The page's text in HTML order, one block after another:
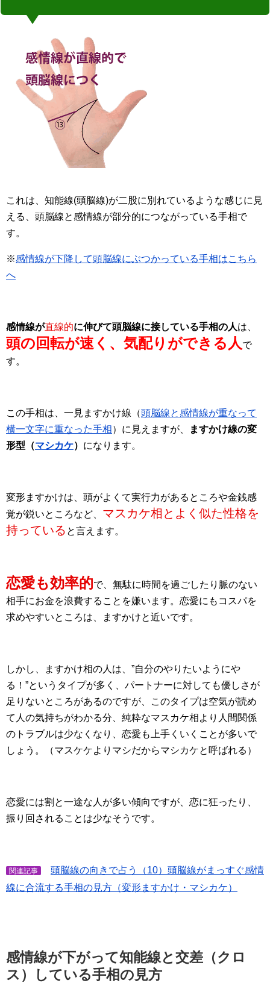
これは、知能線(頭脳線)が二股に別れているような感じに見
える、頭脳線と感情線が部分的につながっている手相で
す。
※感情線が下降して頭脳線にぶつかっている手相はこちら
へ
感情線が直線的に伸びて頭脳線に接している手相の人は、
頭の回転が速く、気配りができる人 で
す。
この手相は、一見ますかけ線（頭脳線と感情線が重なって
横一文字に重なった手相）に見えますが、
ますかけ線の変
形型（マシカケ） になります。
変形ますかけは、頭がよくて実行力があるところや金銭感
覚が鋭いところなど、 マスカケ相とよく似た性格を
持っている と言えます。
恋愛も効率的で、無駄に時間を過ごしたり脈のない
相手にお金を浪費することを嫌います。恋愛にもコスパを
求めやすいところは、ますかけと近いです。
しかし、ますかけ相の人は、”自分のやりたいようにや
る！”というタイプが多く、パートナーに対しても優しさが
足りないところがあるのですが、このタイプは空気が読め
て人の気持ちがわかる分、純粋なマスカケ相より人間関係
のトラブルは少なくなり、恋愛も上手くいくことが多いで
しょう。（マスケケよりマシだからマシカケと呼ばれる）
恋愛には割と一途な人が多い傾向ですが、恋に狂ったり、
振り回されることは少なそうです。
関連記事
頭脳線の向きで占う（10）頭脳線がまっすぐ感情
線に合流する手相の見方（変形ますかけ・マシカケ）
感情線が下がって知能線と交差（クロ
ス）している手相の見方